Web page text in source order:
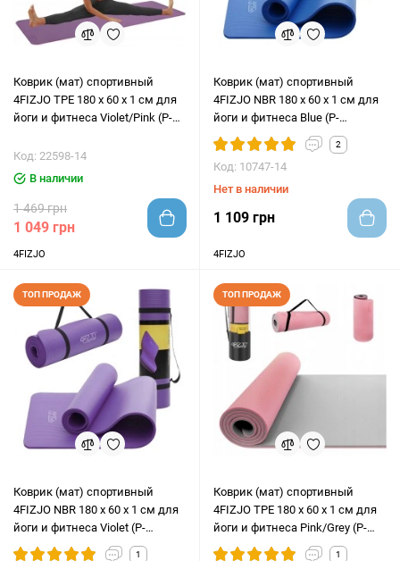
Коврик (мат) спортивный
4FIZJO TPE 180 x 60 x 1 см для
йоги и фитнеса Violet/Pink (P-
Код: 22598-14
В наличии
1 469 грн
1 049 грн
4FIZJO
Коврик (мат) спортивный
4FIZJO NBR 180 x 60 x 1 см для
йоги и фитнеса Blue (P-
5907222931028)
2
Код: 10747-14
Нет в наличии
1 109 грн
4FIZJO
ТОП ПРОДАЖ
Коврик (мат) спортивный
4FIZJO NBR 180 x 60 x 1 см для
йоги и фитнеса Violet (P-
5907222931530)
1
ТОП ПРОДАЖ
Коврик (мат) спортивный
4FIZJO TPE 180 x 60 x 1 см для
йоги и фитнеса Pink/Grey (P-
5907739311900)
1